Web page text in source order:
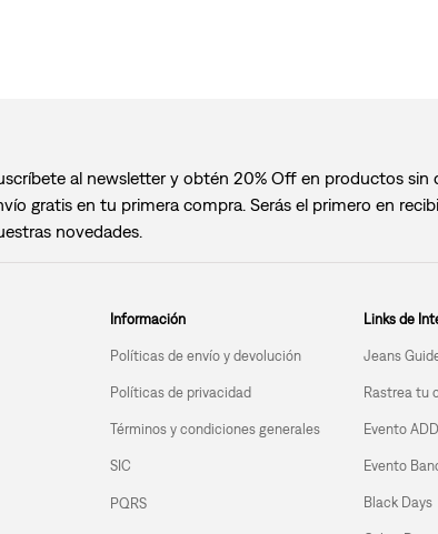
al newsletter y obtén 20% Off en productos sin
gratis en tu primera compra. Serás el primero en
novedades.
Información
Políticas de envío y devolución
Políticas de privacidad
Términos y condiciones generales
SIC
PQRS
Links de
Jeans
Rastrea tu
Evento ADDI
Evento
Black Days